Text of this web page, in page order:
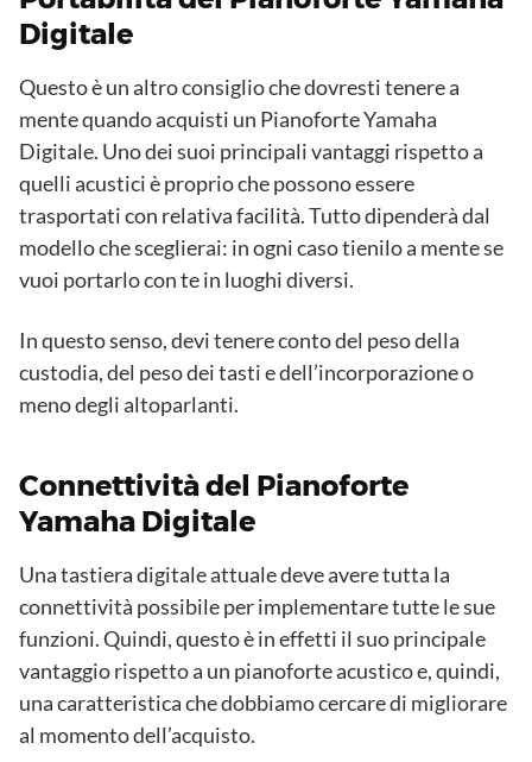
Digitale
Questo è un altro consiglio che dovresti tenere a
mente quando acquisti un Pianoforte Yamaha
Digitale. Uno dei suoi principali vantaggi rispetto a
quelli acustici è proprio che possono essere
trasportati con relativa facilità. Tutto dipenderà dal
modello che sceglierai: in ogni caso tienilo a mente se
vuoi portarlo con te in luoghi diversi.
In questo senso, devi tenere conto del peso della
custodia, del peso dei tasti e dell’incorporazione o
meno degli altoparlanti.
Connettività del Pianoforte
Yamaha Digitale
Una tastiera digitale attuale deve avere tutta la
connettività possibile per implementare tutte le sue
funzioni. Quindi, questo è in effetti il ​​suo principale
vantaggio rispetto a un pianoforte acustico e, quindi,
una caratteristica che dobbiamo cercare di migliorare
al momento dell’acquisto.